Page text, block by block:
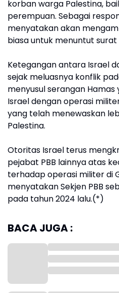
korban warga Palestina,
perempuan. Sebagai
menyatakan akan
biasa untuk menuntut
Ketegangan antara Israel
sejak meluasnya konflik
menyusul serangan
Israel dengan operasi
yang telah menewaskan
Palestina.
Otoritas Israel terus
pejabat PBB lainnya atas
terhadap operasi militer di
menyatakan Sekjen PBB
pada tahun 2024 lalu.(*)
BACA JUGA :